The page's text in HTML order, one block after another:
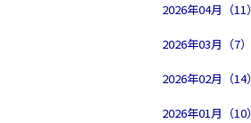
2026年04月（11）
2026年03月（7）
2026年02月（14）
2026年01月（10）